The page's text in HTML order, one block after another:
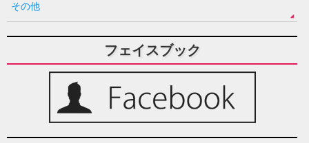
その他
フェイスブック